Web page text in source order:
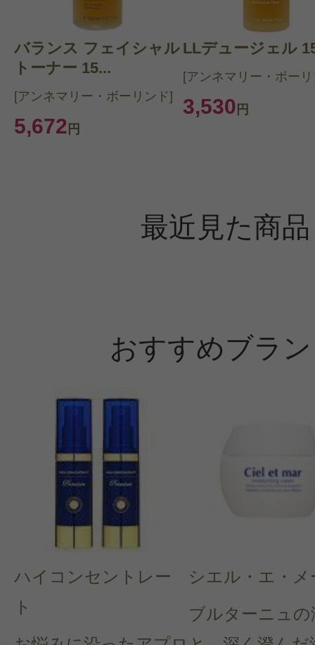
バランス フェイシャル
トーナー 15...
[アンネマリー・ボーリンド]
5,672 円
LLデュージェル
[アンネマリー・ボー
3,530 円
最近見た商品
おすすめブラ
ハイコンセントレー
ト
シエル・エ・メ
ブルターニュの